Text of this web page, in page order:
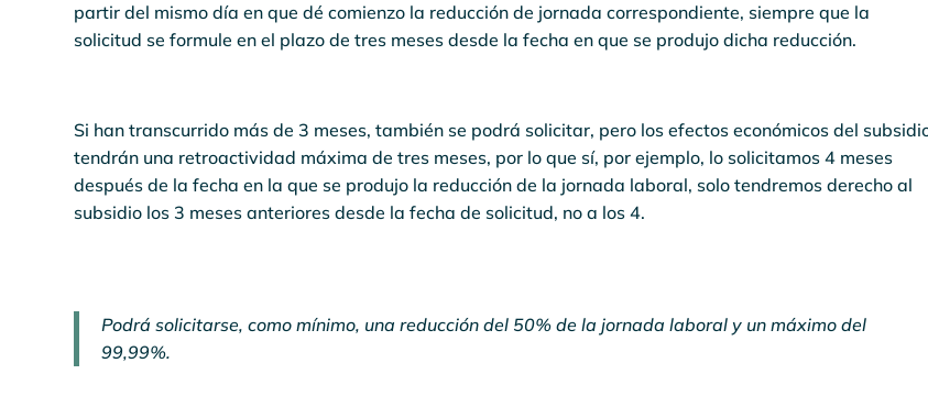
partir del mismo día en que dé comienzo la reducción de jornada correspondiente, siempre que la
solicitud se formule en el plazo de tres meses desde la fecha en que se produjo dicha reducción.
Si han transcurrido más de 3 meses, también se podrá solicitar, pero los efectos económicos del
tendrán una retroactividad máxima de tres meses, por lo que sí, por ejemplo, lo solicitamos 4 meses
después de la fecha en la que se produjo la reducción de la jornada laboral, solo tendremos derecho al
subsidio los 3 meses anteriores desde la fecha de solicitud, no a los 4.
Podrá solicitarse, como mínimo, una reducción del 50% de la jornada laboral y un máximo del
99,99%.